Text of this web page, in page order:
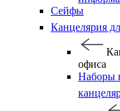
Сейфы
Канцелярия
офиса
Наборы